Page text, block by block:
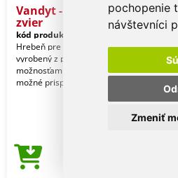
pochopenie
návštevníci
Zmeniť
Vandyt - kefa pre domáce
zvier
kód produktu:
Hrebeň pre domácich miláčikov
vyrobený z pšeničnej slamy s dvoma
možnosťami kefovania, ktoré je
možné prispôsobiť rôznym